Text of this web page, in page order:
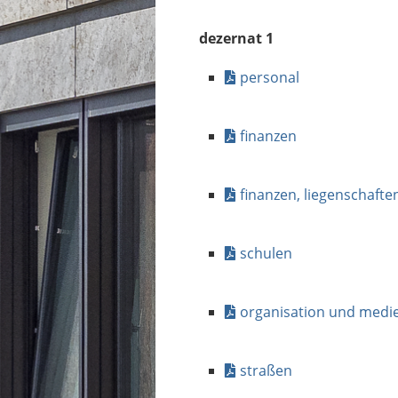
dezernat 1
personal
finanzen
finanzen,
schulen
organisation und
straßen